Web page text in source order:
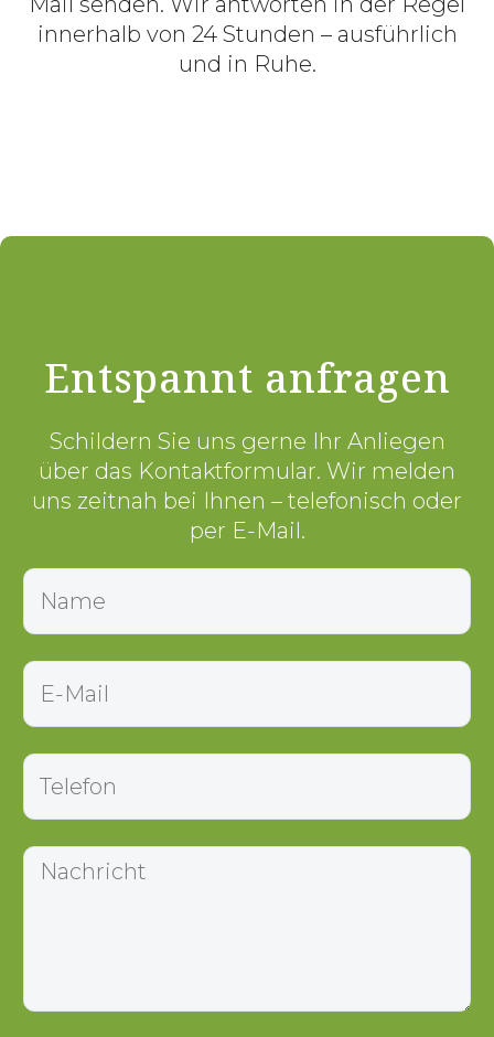
innerhalb von 24 Stunden – ausführlich
und in Ruhe.
Entspannt anfragen
Schildern Sie uns gerne Ihr Anliegen
über das Kontaktformular. Wir melden
uns zeitnah bei Ihnen – telefonisch oder
per E-Mail.